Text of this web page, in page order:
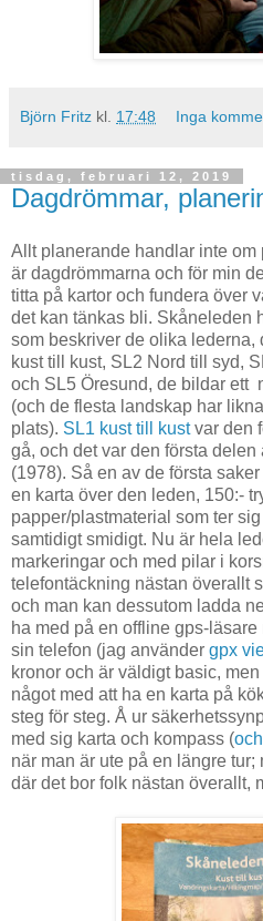
Björn Fritz kl. 17:48 Inga
tisdag, februari 12, 2019
Dagdrömmar,
Allt planerande handlar inte om
är dagdrömmarna och för min
titta på kartor och fundera över
det kan tänkas bli. Skåneleden
som beskriver de olika lederna,
kust till kust, SL2 Nord till syd,
och SL5 Öresund, de bildar ett
(och de flesta landskap har
plats). SL1 kust till kustvar den
gå, och det var den första
(1978). Så en av de första
en karta över den leden, 150:-
papper/plastmaterial som ter
samtidigt smidigt. Nu är hela
markeringar och med pilar i
telefontäckning nästan överallt
och man kan dessutom ladda
ha med på en offline gps-
sin telefon (jag använder gpx
kronor och är väldigt basic,
något med att ha en karta på
steg för steg. Å ur
med sig karta och kompass (
när man är ute på en längre
där det bor folk nästan överallt,